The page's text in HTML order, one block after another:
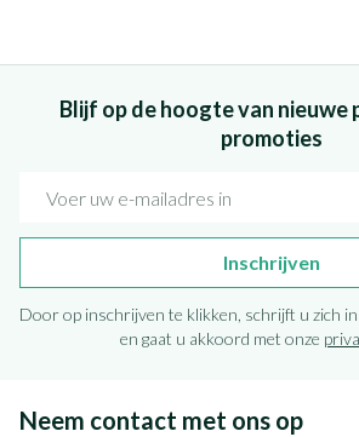
Blijf op de hoogte van nieuwe
promoties
Inschrijven
Door op inschrijven te klikken, schrijft u zich
en gaat u akkoord met onze
Neem contact met ons op